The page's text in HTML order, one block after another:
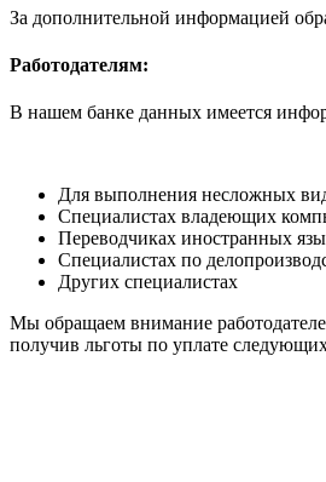
За дополнительной информацией
Работодателям:
В нашем банке данных имеется
Для выполнения несложных
Специалистах владеющих
Переводчиках иностранных
Специалистах по
Других специалистах
Мы обращаем внимание
получив льготы по уплате